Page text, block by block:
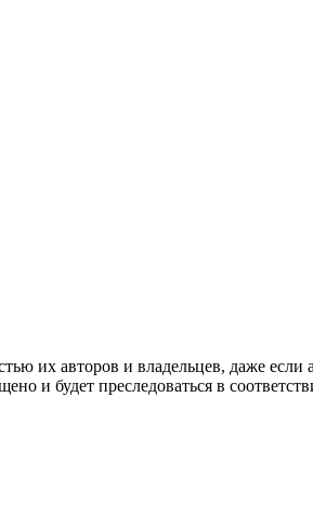
их авторов и владельцев, даже если
и будет преследоваться в